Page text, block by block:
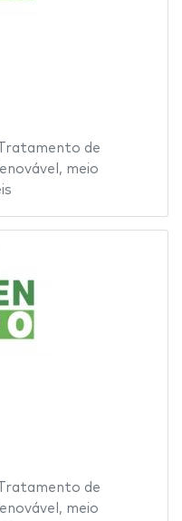
Tratamento de
, meio
Tratamento de
, meio